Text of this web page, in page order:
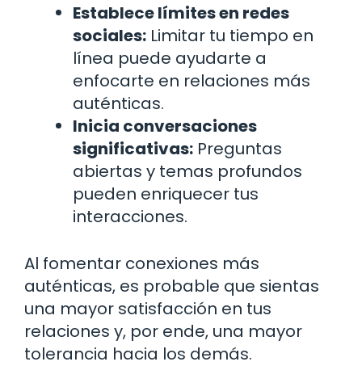
Establece límites en redes
sociales: Limitar tu tiempo en
línea puede ayudarte a
enfocarte en relaciones más
auténticas.
Inicia conversaciones
significativas: Preguntas
abiertas y temas profundos
pueden enriquecer tus
interacciones.
Al fomentar conexiones más
auténticas, es probable que sientas
una mayor satisfacción en tus
relaciones y, por ende, una mayor
tolerancia hacia los demás.